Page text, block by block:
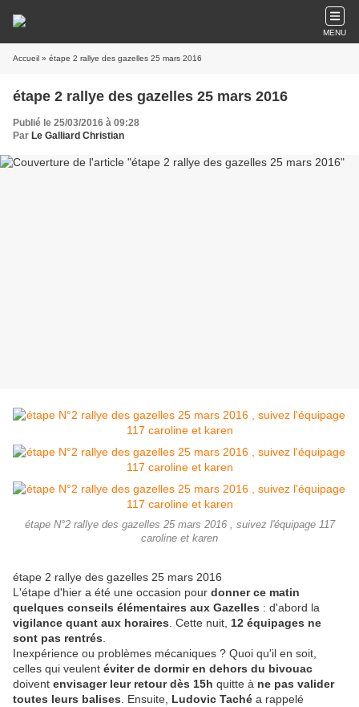
MENU
Accueil » étape 2 rallye des gazelles 25 mars 2016
étape 2 rallye des gazelles 25 mars 2016
Publié le 25/03/2016 à 09:28
Par Le Galliard Christian
étape N°2 rallye des gazelles 25 mars 2016 , suivez l'équipage 117
caroline et karen
étape 2 rallye des gazelles 25 mars 2016
L'étape d'hier a été une occasion pour donner ce matin
quelques conseils élémentaires aux Gazelles : d'abord la
vigilance quant aux horaires . Cette nuit, 12 équipages ne
sont pas rentrés
Inexpérience ou problèmes mécaniques ? Quoi qu'il en soit,
celles qui veulent éviter de dormir en dehors du bivouac
doivent envisager leur retour dès 15h quitte à ne pas valider
toutes leurs balises . Ensuite, Ludovic Taché a rappelé